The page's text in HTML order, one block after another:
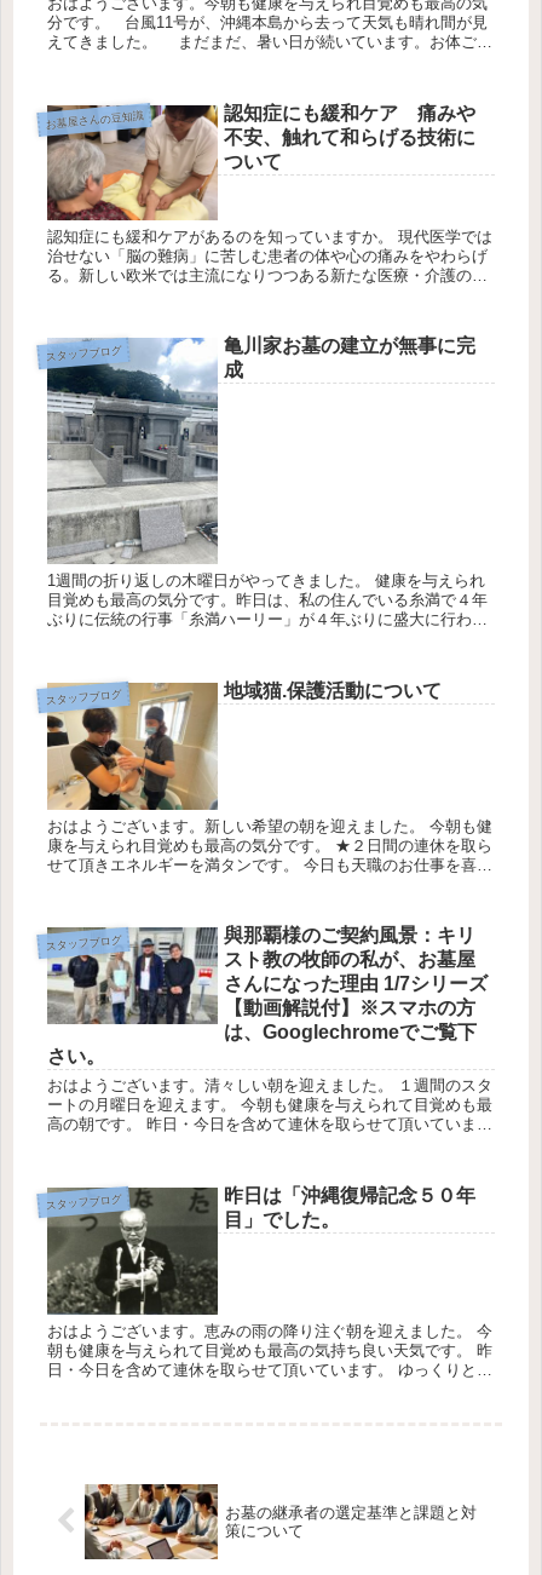
分です。 台風11号が、沖縄本島から去って天気も晴れ間が見
えてきました。 まだまだ、暑い日が続いています。お体ご自
お墓屋さんの豆知識
認知症にも緩和ケア 痛みや
不安、触れて和らげる技術に
ついて
認知症にも緩和ケアがあるのを知っていますか。 現代医学では
治せない「脳の難病」に苦しむ患者の体や心の痛みをやわらげ
る。新しい欧米では主流になりつつある新たな医療・介護のア
スタッフブログ
亀川家お墓の建立が無事に完
成
1週間の折り返しの木曜日がやってきました。 健康を与えられ
目覚めも最高の気分です。昨日は、私の住んでいる糸満で４年
ぶりに伝統の行事「糸満ハーリー」が４年ぶりに盛大に行われ
スタッフブログ 地域猫.保護活動について
おはようございます。新しい希望の朝を迎えました。 今朝も健
康を与えられ目覚めも最高の気分です。 ★２日間の連休を取ら
せて頂きエネルギーを満タンです。 今日も天職のお仕事を喜ん
スタッフブログ
與那覇様のご契約風景：キリ
スト教の牧師の私が、お墓屋
さんになった理由 1/7シリーズ
【動画解説付】※スマホの方
は、Googlechromeでご覧下
さい。
おはようございます。清々しい朝を迎えました。 １週間のスタ
ートの月曜日を迎えます。 今朝も健康を与えられて目覚めも最
高の朝です。 昨日・今日を含めて連休を取らせて頂いていま
スタッフブログ
昨日は「沖縄復帰記念５０年
目」でした。
おはようございます。恵みの雨の降り注ぐ朝を迎えました。 今
朝も健康を与えられて目覚めも最高の気持ち良い天気です。 昨
日・今日を含めて連休を取らせて頂いています。 ゆっくりと至
お墓の継承者の選定基準と課題と対
策について